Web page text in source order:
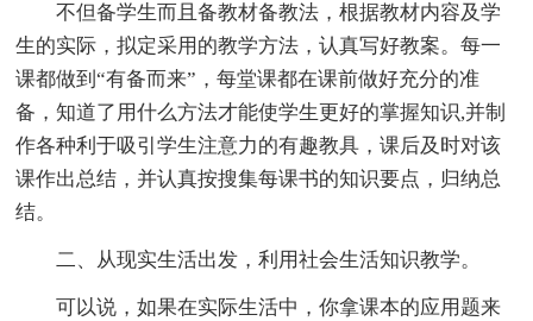
不但备学生而且备教材备教法，根据教材内容及学
生的实际，拟定采用的教学方法，认真写好教案。每一
课都做到“有备而来”，每堂课都在课前做好充分的准
备，知道了用什么方法才能使学生更好的掌握知识,并制
作各种利于吸引学生注意力的有趣教具，课后及时对该
课作出总结，并认真按搜集每课书的知识要点，归纳总
结。
二、从现实生活出发，利用社会生活知识教学。
可以说，如果在实际生活中，你拿课本的应用题来